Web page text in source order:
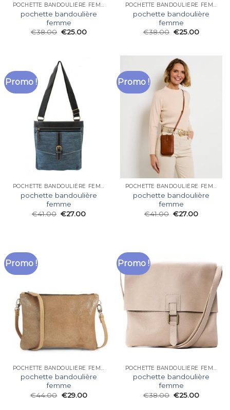
POCHETTE BANDOULIÈRE FEMME
pochette bandoulière
femme
€38.00 €25.00
POCHETTE BANDOULIÈRE FEMME
pochette bandoulière
femme
€38.00 €25.00
Promo !
POCHETTE BANDOULIÈRE FEMME
pochette bandoulière
femme
€41.00 €27.00
Promo !
POCHETTE BANDOULIÈRE FEMME
pochette bandoulière
femme
€41.00 €27.00
Promo !
POCHETTE BANDOULIÈRE FEMME
pochette bandoulière
femme
€44.00 €29.00
Promo !
POCHETTE BANDOULIÈRE FEMME
pochette bandoulière
femme
€38.00 €25.00